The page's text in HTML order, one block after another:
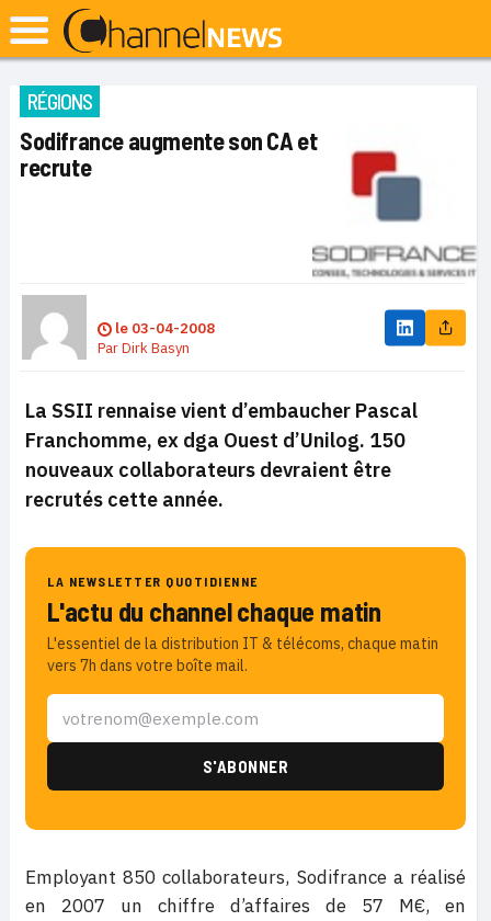
RÉGIONS
Sodifrance augmente son CA et
recrute
le 03-04-2008
ParDirk Basyn
La SSII rennaise vient d’embaucher Pascal
Franchomme, ex dga Ouest d’Unilog. 150
nouveaux collaborateurs devraient être
recrutés cette année.
LA NEWSLETTER QUOTIDIENNE
L'actu du channel chaque matin
L'essentiel de la distribution IT & télécoms, chaque matin
vers 7h dans votre boîte mail.
Employant 850 collaborateurs, Sodifrance a réalisé
en 2007 un chiffre d’affaires de 57 M€, en